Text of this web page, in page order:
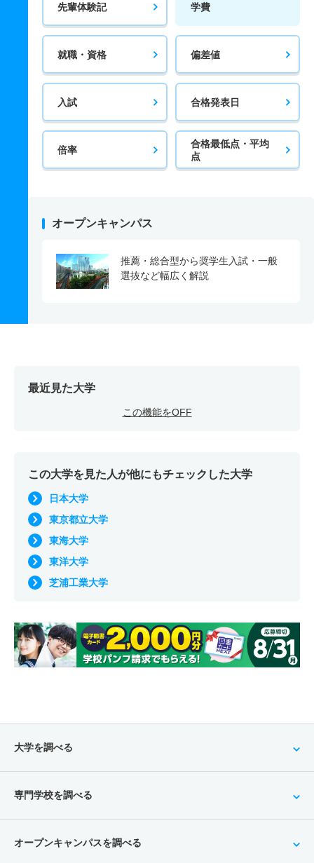
先輩体験記 学費
就職・資格 偏差値
入試 合格発表日
倍率
合格最低点・平均
点
オープンキャンパス
推薦・総合型から奨学生入試・一般
選抜など幅広く解説
最近見た大学
この機能をOFF
この大学を見た人が他にもチェックした大学
日本大学
東京都立大学
東海大学
東洋大学
芝浦工業大学
大学を調べる
専門学校を調べる
オープンキャンパスを調べる